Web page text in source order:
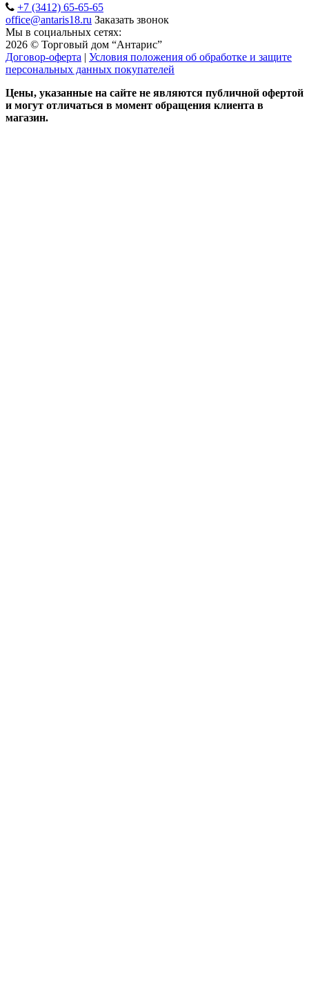
+7 (3412) 65-65-65
office@antaris18.ru Заказать звонок
Мы в социальных сетях:
2026 © Торговый дом “Антарис”
Договор-оферта | Условия положения об обработке и защите
персональных данных покупателей
Цены, указанные на сайте не являются публичной офертой
и могут отличаться в момент обращения клиента в
магазин.